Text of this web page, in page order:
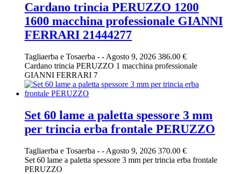
Cardano trincia PERUZZO 1200
1600 macchina professionale GIANNI
FERRARI 21444277
Tagliaerba e Tosaerba - - Agosto 9, 2026 386.00 €
Cardano trincia PERUZZO 1 macchina professionale
GIANNI FERRARI 7
Set 60 lame a paletta spessore 3 mm
per trincia erba frontale PERUZZO
Tagliaerba e Tosaerba - - Agosto 9, 2026 370.00 €
Set 60 lame a paletta spessore 3 mm per trincia erba frontale
PERUZZO